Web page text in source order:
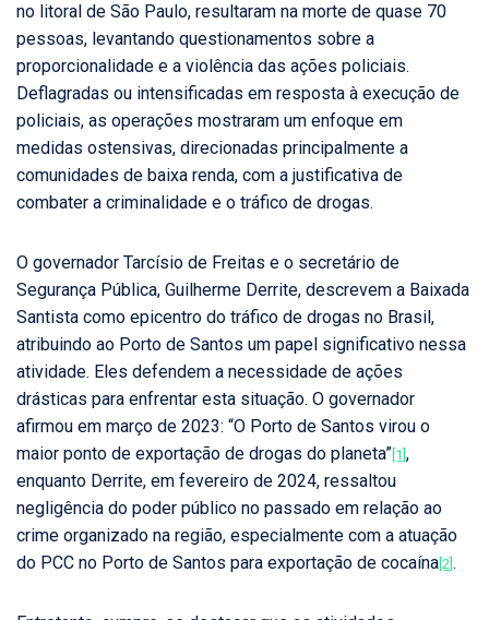
no litoral de São Paulo, resultaram na morte de quase 70
pessoas, levantando questionamentos sobre a
proporcionalidade e a violência das ações policiais.
Deflagradas ou intensificadas em resposta à execução de
policiais, as operações mostraram um enfoque em
medidas ostensivas, direcionadas principalmente a
comunidades de baixa renda, com a justificativa de
combater a criminalidade e o tráfico de drogas.
O governador Tarcísio de Freitas e o secretário de
Segurança Pública, Guilherme Derrite, descrevem a Baixada
Santista como epicentro do tráfico de drogas no Brasil,
atribuindo ao Porto de Santos um papel significativo nessa
atividade. Eles defendem a necessidade de ações
drásticas para enfrentar esta situação. O governador
afirmou em março de 2023: “O Porto de Santos virou o
maior ponto de exportação de drogas do planeta” [1] ,
enquanto Derrite, em fevereiro de 2024, ressaltou
negligência do poder público no passado em relação ao
crime organizado na região, especialmente com a atuação
do PCC no Porto de Santos para exportação de cocaína [2] .